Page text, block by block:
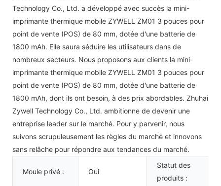
Technology Co., Ltd. a développé avec succès la mini-
imprimante thermique mobile ZYWELL ZM01 3 pouces pour
point de vente (POS) de 80 mm, dotée d'une batterie de
1800 mAh. Elle saura séduire les utilisateurs dans de
nombreux secteurs. Nous proposons aux clients la mini-
imprimante thermique mobile ZYWELL ZM01 3 pouces pour
point de vente (POS) de 80 mm, dotée d'une batterie de
1800 mAh, dont ils ont besoin, à des prix abordables. Zhuhai
Zywell Technology Co., Ltd. ambitionne de devenir une
entreprise leader sur le marché. Pour y parvenir, nous
suivons scrupuleusement les règles du marché et innovons
sans relâche pour répondre aux tendances du marché.
Moule privé : Oui
Statut des
produits :